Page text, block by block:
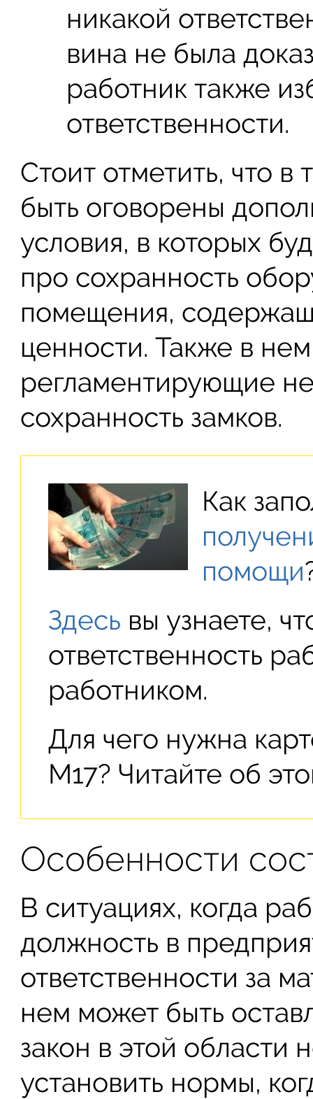
никакой
вина не была
работник также
ответственности.
Стоит отметить, что в
быть оговорены
условия, в которых
про сохранность
помещения,
ценности. Также в
регламентирующие
сохранность замков.
Как
помощи
Здесь вы узнаете,
ответственность
работником.
Для чего нужна
М17? Читайте об
Особенности
В ситуациях, когда
должность в
ответственности за
нем может быть
закон в этой области
установить нормы,